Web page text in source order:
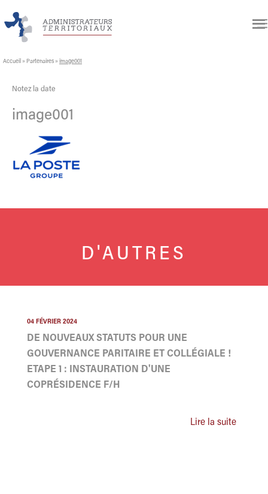
Accueil » Partenaires » image001
Notez la date
image001
D'AUTRES
04 FÉVRIER 2024
DE NOUVEAUX STATUTS POUR UNE
GOUVERNANCE PARITAIRE ET COLLÉGIALE !
ETAPE 1 : INSTAURATION D'UNE
COPRÉSIDENCE F/H
Lire la suite